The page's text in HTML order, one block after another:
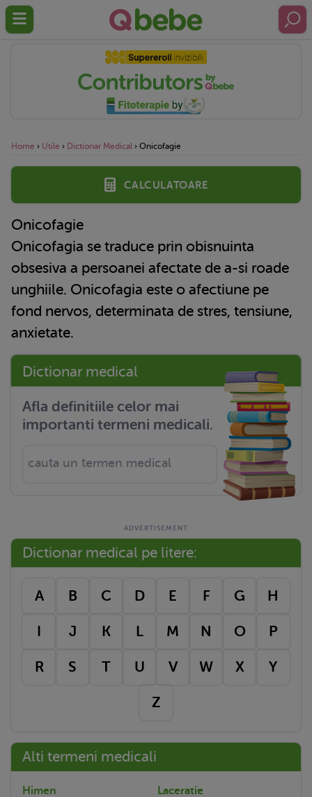
Home › Utile › Dictionar Medical › Onicofagie
Calculatoare
Onicofagie
Onicofagia se traduce prin obisnuinta
obsesiva a persoanei afectate de a-si roade
unghiile. Onicofagia este o afectiune pe
fond nervos, determinata de stres, tensiune,
anxietate.
Dictionar medical
Afla definitiile celor mai
importanti termeni medicali.
Dictionar medical pe litere:
A B C D E F G H
I J K L M N O P
R S T U V W X Y
Z
Alti termeni medicali
Himen
Laceratie